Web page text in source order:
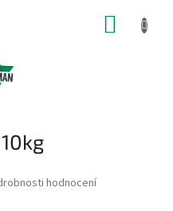
hodnocení